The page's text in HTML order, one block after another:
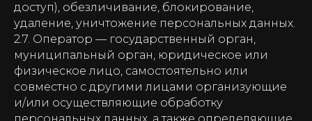
доступ), обезличивание, блокирование,
удаление, уничтожение персональных данных.
2.7. Оператор — государственный орган,
муниципальный орган, юридическое или
физическое лицо, самостоятельно или
совместно с другими лицами организующие
и/или осуществляющие обработку